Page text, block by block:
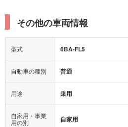
その他の車両情報
型式 6BA-FL5
自動車の種別 普通
用途 乗用
自家用・事業
用の別
自家用